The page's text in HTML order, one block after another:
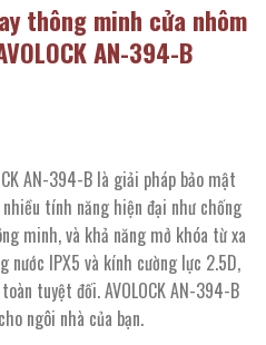
thông minh cửa nhôm
AN-394-B
AN-394-B là giải pháp bảo mật
tính năng hiện đại như chống
minh, và khả năng mở khóa từ xa
nước IPX5 và kính cường lực 2.5D,
tuyệt đối. AVOLOCK AN-394-B
ngôi nhà của bạn.